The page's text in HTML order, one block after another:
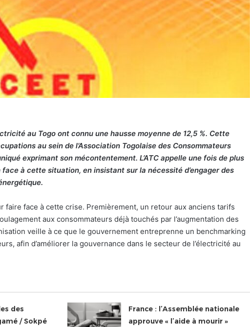
au Togo ont connu une hausse moyenne de 12,5 %. Cette
au sein de l’Association Togolaise des Consommateurs
exprimant son mécontentement. L’ATC appelle une fois de plus
à cette situation, en insistant sur la nécessité d’engager des
faire face à cette crise. Premièrement, un retour aux anciens tarifs
aux consommateurs déjà touchés par l’augmentation des
veille à ce que le gouvernement entreprenne un benchmarking
afin d’améliorer la gouvernance dans le secteur de l’électricité au
des
/ Sokpé
France : l’Assemblée nationale
approuve « l’aide à mourir »